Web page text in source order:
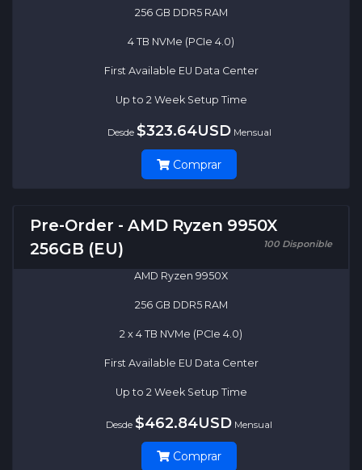
256 GB DDR5 RAM
4 TB NVMe (PCIe 4.0)
First Available EU Data Center
Up to 2 Week Setup Time
Desde $323.64USDMensual
Comprar
Pre-Order - AMD Ryzen 9950X
256GB (EU)
100 Disponible
AMD Ryzen 9950X
256 GB DDR5 RAM
2 x 4 TB NVMe (PCIe 4.0)
First Available EU Data Center
Up to 2 Week Setup Time
Desde $462.84USD Mensual
Comprar